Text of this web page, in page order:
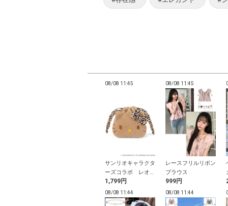
08/08 11:45
サンリオキャラクタ
ーズコラボ レオパ
ード柄日焼けハロー
キティフェイス巾着
1,799円
08/08 11:45
レースフリルリボン
ブラウス
999円
08/08 11:44 08/08 11:44